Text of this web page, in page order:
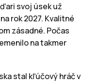
svoj úsek už
rok 2027. Kvalitné
zásadné. Počas
na takmer
stal kľúčový hráč v